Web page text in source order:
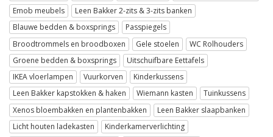
Emob meubels
Leen Bakker 2-zits & 3-zits banken
Blauwe bedden & boxsprings
Passpiegels
Broodtrommels en broodboxen
Gele stoelen
WC Rolhouders
Groene bedden & boxsprings
Uitschuifbare Eettafels
IKEA vloerlampen
Vuurkorven
Kinderkussens
Leen Bakker kapstokken & haken
Wiemann kasten
Tuinkussens
Xenos bloembakken en plantenbakken
Leen Bakker slaapbanken
Licht houten ladekasten
Kinderkamerverlichting